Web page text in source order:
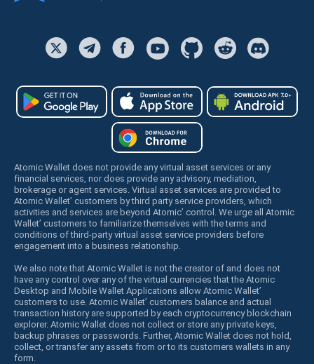
Atomic Wallet does not provide any virtual asset services or any
financial services, nor does provide any advisory, mediation,
brokerage or agent services. Virtual asset services are provided to
Atomic Wallet’ customers by third party service providers, which
activities and services are beyond Atomic’ control. We urge all Atomic
Wallet’ customers to familiarize themselves with the terms and
conditions of third-party virtual asset service providers before
engagement into a business relationship.
We also note that Atomic Wallet is not the creator of and does not
have any control over any of the virtual currencies that the Atomic
Desktop and Mobile Wallet Applications allow Atomic Wallet’
customers to use. Atomic Wallet’ customers balance and actual
transaction history are supported by each cryptocurrency blockchain
explorer. Atomic Wallet does not collect or store any private keys,
backup phrases or passwords. Further, Atomic Wallet does not hold,
collect, or transfer any assets from or to its customers wallets in any
form.